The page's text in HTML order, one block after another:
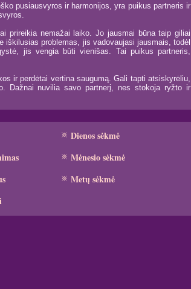
pusiausvyros ir harmonijos, yra puikus partneris ir
prireikia nemažai laiko. Jo jausmai būna taip giliai
problemas, jis vadovaujasi jausmais, todėl
jis vengia būti vienišas. Tai puikus partneris,
ir perdėtai vertina saugumą. Gali tapti atsiskyrėliu,
Dažnai nuvilia savo partnerį, nes stokoja ryžto ir
Dienos sėkmė
Mėnesio sėkmė
Metų sėkmė